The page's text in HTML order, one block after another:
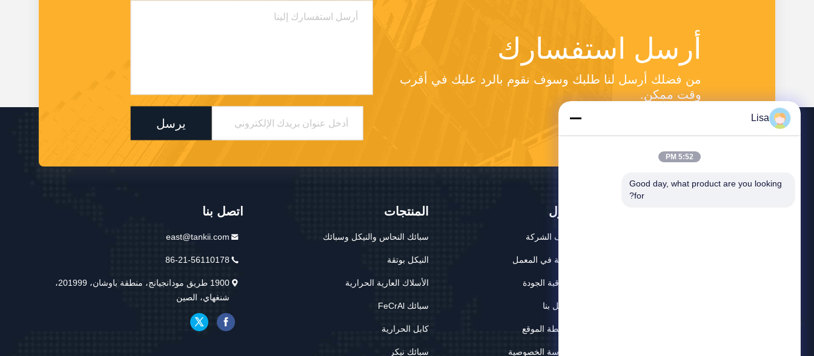
أرسل استفسارك
وقت ممكن.
يرسل
حول
ملف الشركة
جولة في المعمل
مراقبة الجودة
اتصل بنا
خريطة الموقع
سياسة الخصوصية
المنتجات
سبائك النحاس والنيكل وسبائك
النيكل بوتقة
الأسلاك العارية الحرارية
سبائك FeCrAl
كابل الحرارية
سبائك نيكر
اتصل بنا
east@tankii.com
86-21-56110178
1900 طريق مودانجيانج، منطقة باوشان، 201999،
شنغهاي، الصين
Lisa
5:52 PM
Good day, what product are you looking
for?